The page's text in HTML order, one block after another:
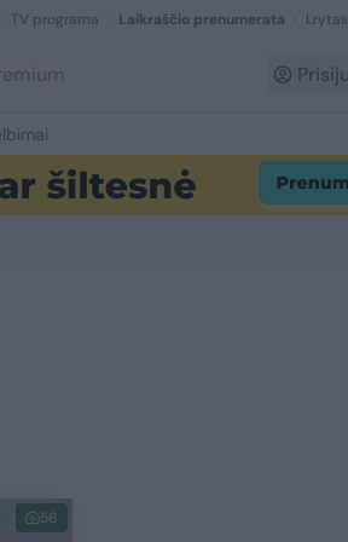
TV programa Laikraščio prenumerata
56